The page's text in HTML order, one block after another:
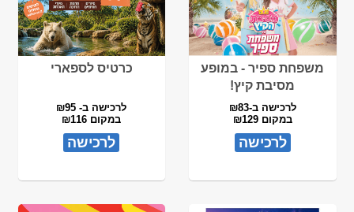
משפחת ספיר - במופע
מסיבת קיץ!
לרכישה ב-₪83
במקום ₪129
לרכישה
כרטיס לספארי
לרכישה ב- ₪95
במקום ₪116
לרכישה